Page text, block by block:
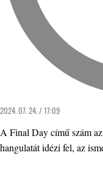
2024. 07. 24. / 17:09
A Final Day című szám
hangulatát idézi fel, az